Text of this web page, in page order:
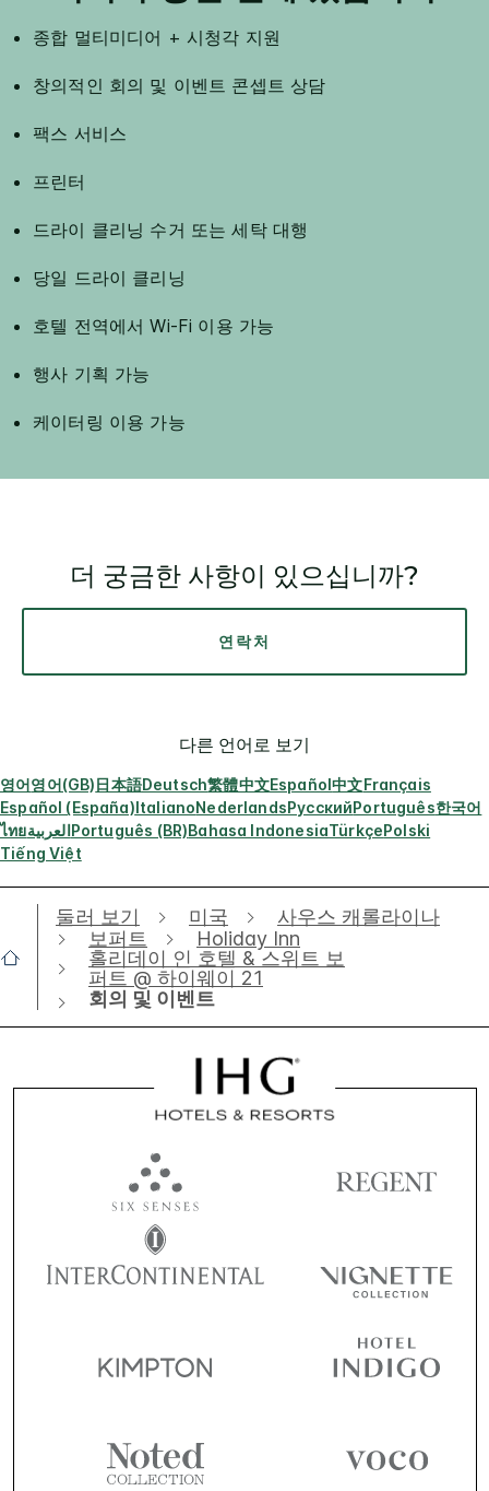
종합 멀티미디어 + 시청각 지원
창의적인 회의 및 이벤트 콘셉트 상담
팩스 서비스
프린터
드라이 클리닝 수거 또는 세탁 대행
당일 드라이 클리닝
호텔 전역에서 Wi-Fi 이용 가능
행사 기획 가능
케이터링 이용 가능
더 궁금한 사항이 있으십니까?
연락처
다른 언어로 보기
영어영어(GB)日本語Deutsch繁體中文Español中文Français
Español (España)ItalianoNederlandsРусскийPortuguês한국어
ไทยالعربيةPortuguês (BR)Bahasa IndonesiaTürkçePolski
Tiếng Việt
둘러 보기 미국
사우스 캐롤라이나
보퍼트
Holiday Inn
홀리데이 인 호텔 & 스위트 보
퍼트 @ 하이웨이 21
회의 및 이벤트